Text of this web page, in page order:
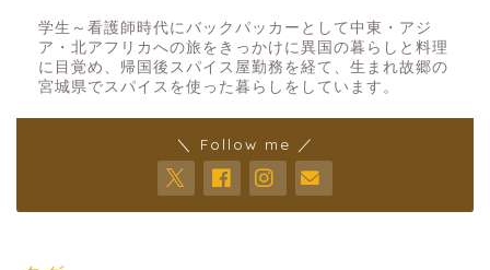
学生～看護師時代にバックパッカーとして中東・アジ
ア・北アフリカへの旅をきっかけに異国の暮らしと料理
に目覚め、帰国後スパイス屋勤務を経て、生まれ故郷の
宮城県でスパイスを使った暮らしをしています。
＼ Follow me ／